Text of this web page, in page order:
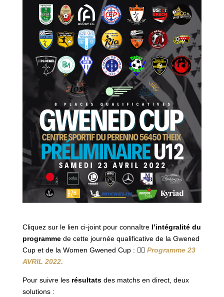
Cliquez sur le lien ci-joint pour connaîtrel’intégralité du
programmede cette journée qualificative de la Gwened
Cup et de la Women Gwened Cup : 👉🏻 Programme 23
AVRIL 2022.
Pour suivre les résultatsdes matchs en direct, deux
solutions :